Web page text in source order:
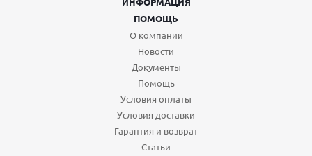
ПОМОЩЬ
О компании
Новости
Документы
Помощь
Условия оплаты
Условия доставки
Гарантия и возврат
Статьи